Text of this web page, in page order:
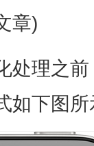
章)
处理之
如下图所